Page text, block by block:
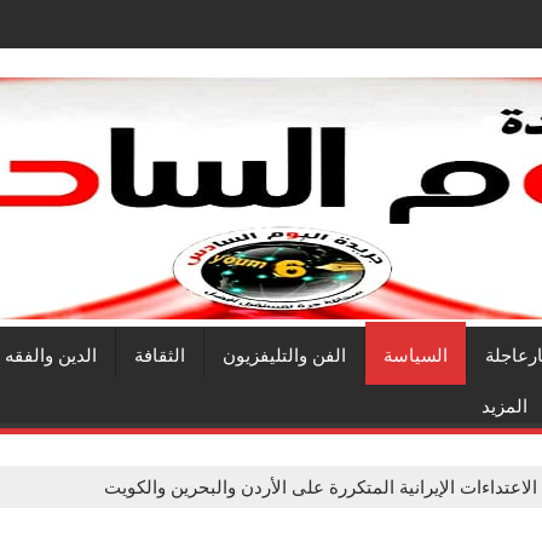
السياسة الفن والتليفزيون الثقافة الدين والفقه
المزيد
الإيرانية المتكررة على الأردن والبحرين والكويت